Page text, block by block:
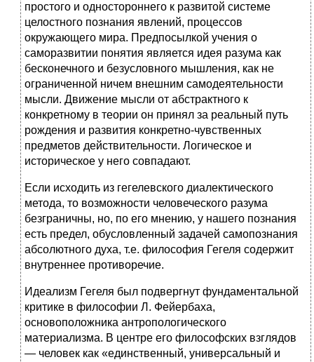
простого и одностороннего к развитой системе
целостного познания явлений, процессов
окружающего мира. Предпосылкой учения о
саморазвитии понятия является идея разума как
бесконечного и безусловного мышления, как не
ограниченной ничем внешним самодеятельности
мысли. Движение мысли от абстрактного к
конкретному в теории он принял за реальный путь
рождения и развития конкретно-чувственных
предметов действительности. Логическое и
историческое у него совпадают.
Если исходить из гегелевского диалектического
метода, то возможности человеческого разума
безграничны, но, по его мнению, у нашего познания
есть предел, обусловленный задачей самопознания
абсолютного духа, т.е. философия Гегеля содержит
внутреннее противоречие.
Идеализм Гегеля был подвергнут фундаментальной
критике в философии Л. Фейербаха,
основоположника антропологического
материализма. В центре его философских взглядов
— человек как «единственный, универсальный и